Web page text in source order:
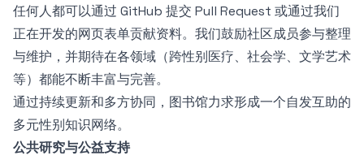
任何人都可以通过 GitHub 提交 Pull Request 或通过我们
正在开发的网页表单贡献资料。我们鼓励社区成员参与整理
与维护，并期待在各领域（跨性别医疗、社会学、文学艺术
等）都能不断丰富与完善。
通过持续更新和多方协同，图书馆力求形成一个自发互助的
多元性别知识网络。
公共研究与公益支持